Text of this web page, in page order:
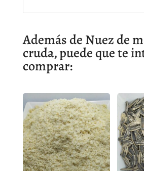
Además de Nuez de
cruda, puede que te
comprar: